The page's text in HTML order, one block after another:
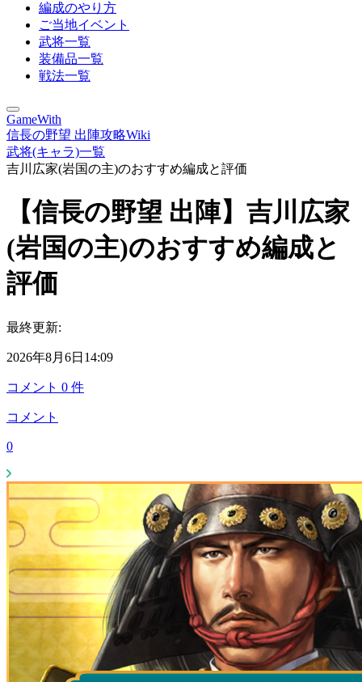
編成のやり方
ご当地イベント
武将一覧
装備品一覧
戦法一覧
GameWith
信長の野望 出陣攻略Wiki
武将(キャラ)一覧
吉川広家(岩国の主)のおすすめ編成と評価
【信長の野望 出陣】吉川広家
(岩国の主)のおすすめ編成と
評価
最終更新:
2026年8月6日14:09
コメント 0 件
コメント
0